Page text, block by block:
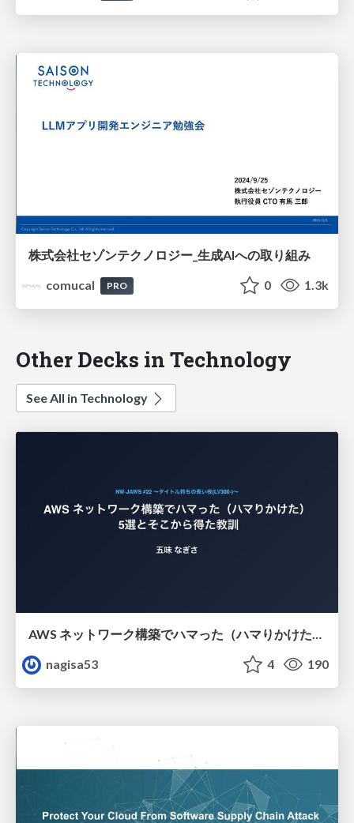
株式会社セゾンテクノロジー_生成AIへの取り組み
comucal
PRO 0 1.3k
Other Decks in Technology
See All in Technology
nagisa53
4 190